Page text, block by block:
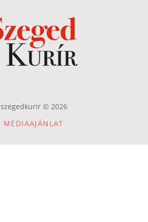
szegedkurir © 2026
MÉDIAAJÁNLAT